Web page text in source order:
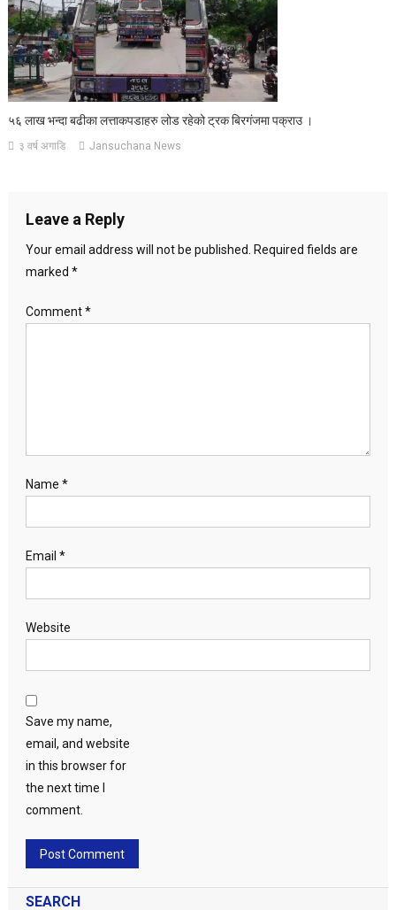
५६ लाख भन्दा बढीका लत्ताकपडाहरु लोड रहेको ट्रक बिरगंजमा पक्राउ ।
३ वर्ष अगाडि Jansuchana News
Leave a Reply
Your email address will not be published.
Required fields are
marked *
Comment*
Name *
Email *
Website
Save my name,
email, and website
in this browser for
the next time I
comment.
SEARCH